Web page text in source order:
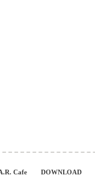
Cafe DOWNLOAD